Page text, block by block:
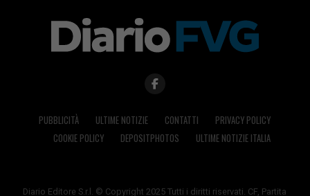
PUBBLICITÀ ULTIME NOTIZIE CONTATTI
PRIVACY POLICY
COOKIE POLICY
DEPOSITPHOTOS ULTIME NOTIZIE ITALIA
Diario Editore S.r.l. © Copyright 2025 Tutti i diritti riservati. CF, Partita